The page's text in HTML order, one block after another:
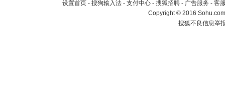
设置首页 - 搜狗输入法 - 支付中心 - 搜狐招聘 - 广告服务 - 客
Copyright©2016
搜狐不良信息举